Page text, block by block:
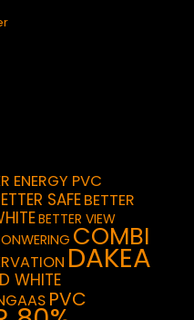
ENERGY PVC
SAFEBETTER
BETTER VIEW
COMBI
DAKEA
WHITE
PVC